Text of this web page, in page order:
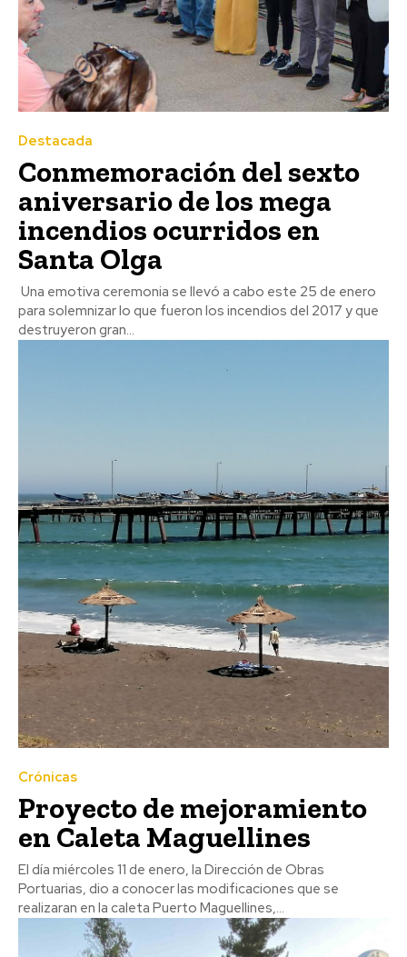
Destacada
Conmemoración del sexto
aniversario de los mega
incendios ocurridos en
Santa Olga
Una emotiva ceremonia se llevó a cabo este 25 de enero
para solemnizar lo que fueron los incendios del 2017 y que
destruyeron gran...
Crónicas
Proyecto de mejoramiento
en Caleta Maguellines
El día miércoles 11 de enero, la Dirección de Obras
Portuarias, dio a conocer las modificaciones que se
realizaran en la caleta Puerto Maguellines,...